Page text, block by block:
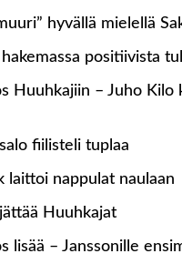
hyvällä mielellä
positiivista
Huuhkajiin – Juho Kilo
fiilisteli tuplaa
laittoi nappulat naulaan
Huuhkajat
lisää – Janssonille